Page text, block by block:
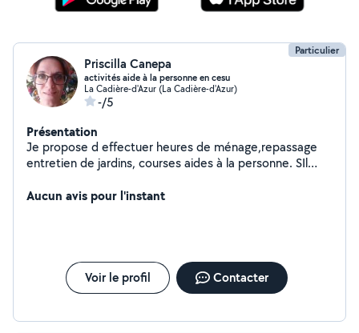
Particulier
Priscilla Canepa
activités aide à la personne en cesu
La Cadière-d'Azur (La Cadière-d'Azur)
-/5
Présentation
Je propose d effectuer heures de ménage,repassage
entretien de jardins, courses aides à la personne. SIl
contacter.Cesu pour rémunération.Bonne journée.
Aucun avis pour l'instant
Voir le profil Contacter